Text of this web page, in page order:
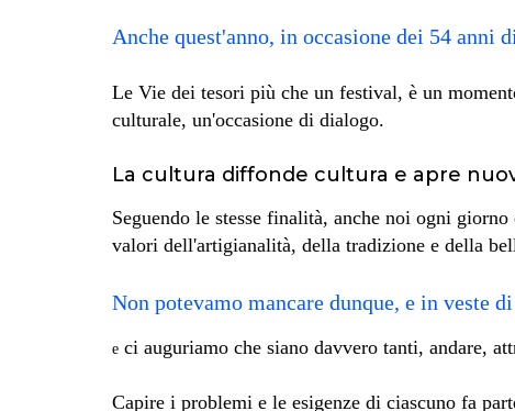
Anche quest'anno, in occasione dei 54
Le Vie dei tesori più che un festival, è un
culturale, un'occasione di dialogo.
La cultura diffonde cultura e apre
Seguendo le stesse finalità, anche noi ogni
valori dell'artigianalità, della tradizione e della
Non potevamo mancare dunque, e in veste
e ci auguriamo che siano davvero tanti, andare,
Capire i problemi e le esigenze di ciascuno fa